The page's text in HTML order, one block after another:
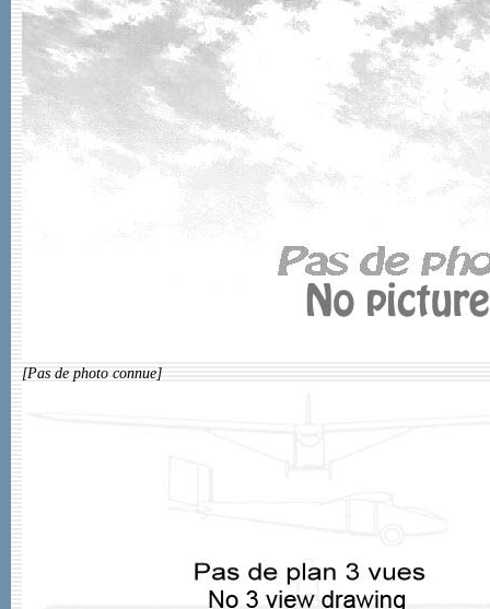
[Pas de photo connue]